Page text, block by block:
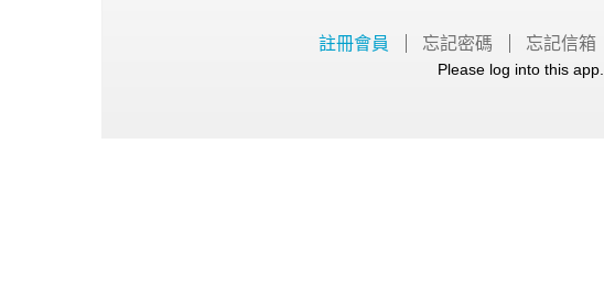
註冊會員 忘記密碼 忘記信箱
Please log into this app.